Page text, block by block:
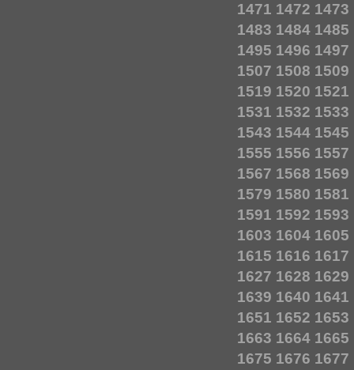
1471 1472 1473
1483 1484 1485
1495 1496 1497
1507 1508 1509
1519 1520 1521
1531 1532 1533
1543 1544 1545
1555 1556 1557
1567 1568 1569
1579 1580 1581
1591 1592 1593
1603 1604 1605
1615 1616 1617
1627 1628 1629
1639 1640 1641
1651 1652 1653
1663 1664 1665
1675 1676 1677